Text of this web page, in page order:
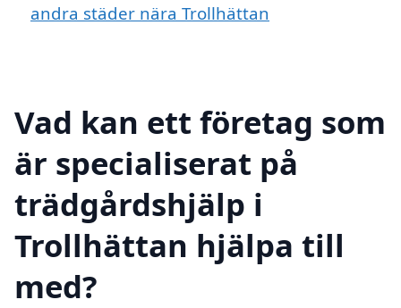
andra städer nära Trollhättan
Vad kan ett företag som
är specialiserat på
trädgårdshjälp i
Trollhättan hjälpa till
med?